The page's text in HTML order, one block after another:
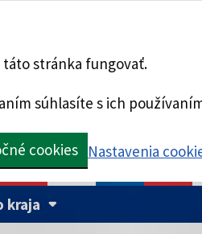
táto stránka fungovať.
súhlasíte s ich
cookies Nastavenia
kraja